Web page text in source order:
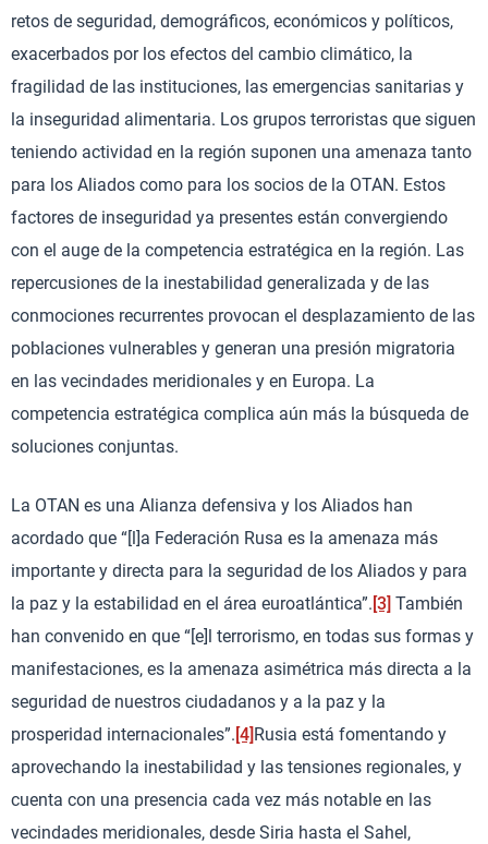
retos de seguridad, demográficos, económicos y políticos,
exacerbados por los efectos del cambio climático, la
fragilidad de las instituciones, las emergencias sanitarias y
la inseguridad alimentaria. Los grupos terroristas que siguen
teniendo actividad en la región suponen una amenaza tanto
para los Aliados como para los socios de la OTAN. Estos
factores de inseguridad ya presentes están convergiendo
con el auge de la competencia estratégica en la región. Las
repercusiones de la inestabilidad generalizada y de las
conmociones recurrentes provocan el desplazamiento de las
poblaciones vulnerables y generan una presión migratoria
en las vecindades meridionales y en Europa. La
competencia estratégica complica aún más la búsqueda de
soluciones conjuntas.
La OTAN es una Alianza defensiva y los Aliados han
acordado que “[l]a Federación Rusa es la amenaza más
importante y directa para la seguridad de los Aliados y para
la paz y la estabilidad en el área euroatlántica”. [3] También
han convenido en que “[e]l terrorismo, en todas sus formas y
manifestaciones, es la amenaza asimétrica más directa a la
seguridad de nuestros ciudadanos y a la paz y la
prosperidad internacionales”. [4]Rusia está fomentando y
aprovechando la inestabilidad y las tensiones regionales, y
cuenta con una presencia cada vez más notable en las
vecindades meridionales, desde Siria hasta el Sahel,